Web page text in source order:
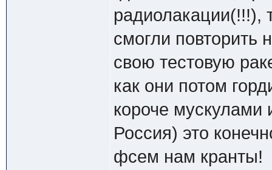
радиолакации(!!!),
смогли повторить
свою тестовую
как они потом
короче мускулами
Россия) это
фсем нам кранты!